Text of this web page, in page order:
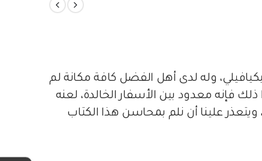
وله لدى أهل الفضل كافة مكانة لم
فإنه معدود بين الأسفار الخالدة، لعنه
علينا أن نلم بمحاسن هذا الكتاب